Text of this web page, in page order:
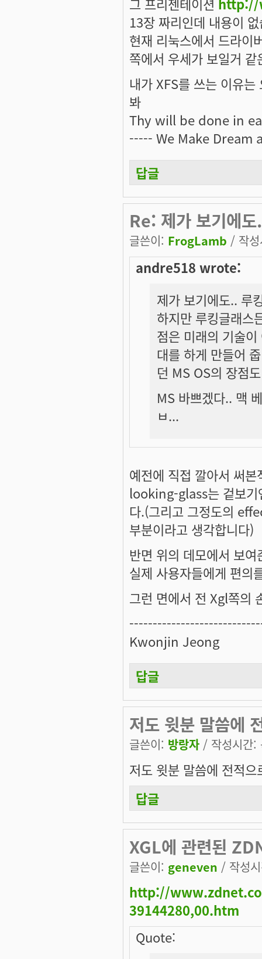
13장 짜리인데 내용이
현재 리눅스에서 드라이
쪽에서 우세가 보일거 같
내가 XFS를 쓰는 이유
봐
Thy will be done in
----- We Make Dream
답글
Re: 제가 보기에
글쓴이: FrogLamb / 작
andre518 wrote:
제가 보기에도.. 루
하지만 루킹글래스
점은 미래의 기술
대를 하게 만들어
던 MS OS의 장점
MS 바쁘겠다.. 맥
ㅂ...
예전에 직접 깔아서 써
looking-glass는 겉보기
다.(그리고 그정도의
부분이라고 생각합니다)
반면 위의 데모에서 보
실제 사용자들에게 편의
그런 면에서 전 Xgl쪽의
Kwonjin Jeong
답글
저도 윗분 말씀에
글쓴이: 방랑자 / 작성시간
저도 윗분 말씀에 전적
답글
XGL에 관련된
글쓴이: geneven / 작성
http://
39144280,00.htm
Quote: